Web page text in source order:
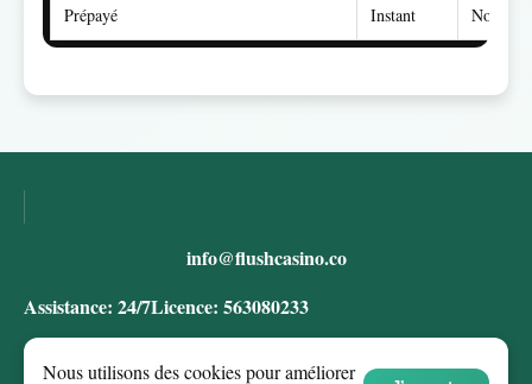
Prépayé Instant Non
info@flushcasino.co
Assistance: 24/7Licence: 563080233
Nous utilisons des cookies pour améliorer